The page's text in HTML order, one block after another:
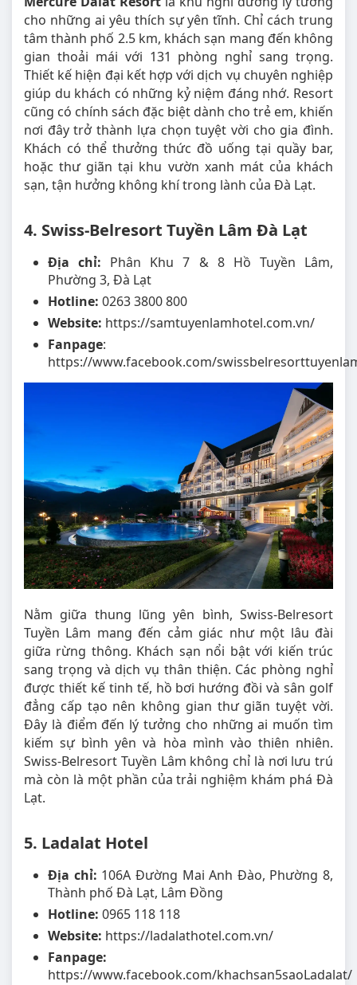
cho những ai yêu thích sự yên tĩnh. Chỉ cách trung
tâm thành phố 2.5 km, khách sạn mang đến không
gian thoải mái với 131 phòng nghỉ sang trọng.
Thiết kế hiện đại kết hợp với dịch vụ chuyên nghiệp
giúp du khách có những kỷ niệm đáng nhớ. Resort
cũng có chính sách đặc biệt dành cho trẻ em, khiến
nơi đây trở thành lựa chọn tuyệt vời cho gia đình.
Khách có thể thưởng thức đồ uống tại quầy bar,
hoặc thư giãn tại khu vườn xanh mát của khách
sạn, tận hưởng không khí trong lành của Đà Lạt.
4. Swiss-Belresort Tuyền Lâm Đà Lạt
Địa chỉ: Phân Khu 7 & 8 Hồ Tuyền Lâm,
Phường 3, Đà Lạt
Hotline: 0263 3800 800
Website: https://samtuyenlamhotel.com.vn/
Fanpage:
https://www.facebook.com/
Nằm giữa thung lũng yên bình, Swiss-Belresort
Tuyền Lâm mang đến cảm giác như một lâu đài
giữa rừng thông. Khách sạn nổi bật với kiến trúc
sang trọng và dịch vụ thân thiện. Các phòng nghỉ
được thiết kế tinh tế, hồ bơi hướng đồi và sân golf
đẳng cấp tạo nên không gian thư giãn tuyệt vời.
Đây là điểm đến lý tưởng cho những ai muốn tìm
kiếm sự bình yên và hòa mình vào thiên nhiên.
Swiss-Belresort Tuyền Lâm không chỉ là nơi lưu trú
mà còn là một phần của trải nghiệm khám phá Đà
Lạt.
5. Ladalat Hotel
Địa chỉ: 106A Đường Mai Anh Đào, Phường 8,
Thành phố Đà Lạt, Lâm Đồng
Hotline: 0965 118 118
Website: https://ladalathotel.com.vn/
Fanpage:
https://www.facebook.com/khachsan5saoLadalat/